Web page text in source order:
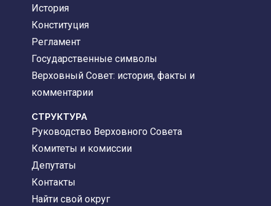
История
Конституция
Регламент
Государственные символы
Верховный Совет: история, факты и
комментарии
CТРУКТУРА
Руководство Верховного Совета
Комитеты и комиссии
Депутаты
Контакты
Найти свой округ